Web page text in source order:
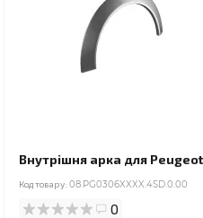
Внутрішня арка для
Код товару: 08.PG0306XXXX.4SD.0.00
0